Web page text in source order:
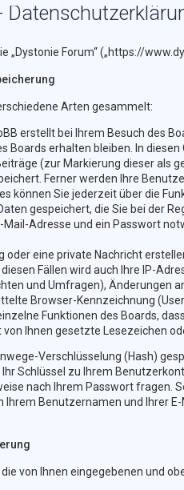
„Dystonie Forum“ („https://
Arten gesammelt:
erstellt bei Ihrem Besuch des
Boards erhalten bleiben. In
(zur Markierung dieser als
Ferner werden Ihre
können Sie jederzeit über die
gespeichert, die Sie bei der
Mail-Adresse und ein Passwort
oder eine private Nachricht
Fällen wird auch Ihre IP-
und Umfragen), Änderungen
Browser-Kennzeichnung
Funktionen des Boards,
Ihnen gesetzte Lesezeichen
Verschlüsselung (Hash)
Schlüssel zu Ihrem
nach Ihrem Passwort fragen.
Benutzernamen und Ihrer
von Ihnen eingegebenen und